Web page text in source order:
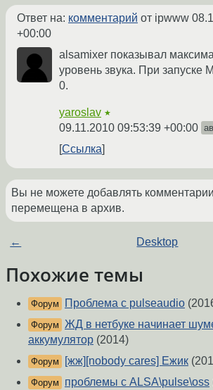
Ответ на: комментарий от ipwww
+00:00
alsamixer показывал
уровень звука. При запуске
0.
yaroslav ★
09.11.2010 09:53:39 +00:00
Ссылка
Вы не можете добавлять
перемещена в архив.
← Desktop
Похожие темы
Форум Проблема с pulseaudio
Форум
ЖД в нетбуке начинает
аккумулятор (2014)
Форум [жж][nobody cares] Ежик
Форум проблемы с ALSA\pulse\oss